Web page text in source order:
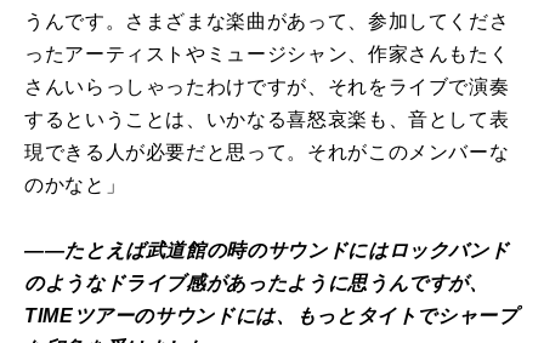
うんです。さまざまな楽曲があって、参加してくださ
ったアーティストやミュージシャン、作家さんもたく
さんいらっしゃったわけですが、それをライブで演奏
するということは、いかなる喜怒哀楽も、音として表
現できる人が必要だと思って。それがこのメンバーな
のかなと」
――たとえば武道館の時のサウンドにはロックバンド
のようなドライブ感があったように思うんですが、
TIMEツアーのサウンドには、もっとタイトでシャープ